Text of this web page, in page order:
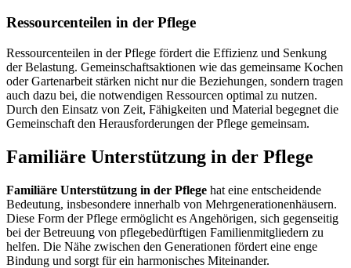
Ressourcenteilen in der Pflege
Ressourcenteilen in der Pflege fördert die Effizienz und Senkung
der Belastung. Gemeinschaftsaktionen wie das gemeinsame Kochen
oder Gartenarbeit stärken nicht nur die Beziehungen, sondern tragen
auch dazu bei, die notwendigen Ressourcen optimal zu nutzen.
Durch den Einsatz von Zeit, Fähigkeiten und Material begegnet die
Gemeinschaft den Herausforderungen der Pflege gemeinsam.
Familiäre Unterstützung in der Pflege
Familiäre Unterstützung in der Pflege hat eine entscheidende
Bedeutung, insbesondere innerhalb von Mehrgenerationenhäusern.
Diese Form der Pflege ermöglicht es Angehörigen, sich gegenseitig
bei der Betreuung von pflegebedürftigen Familienmitgliedern zu
helfen. Die Nähe zwischen den Generationen fördert eine enge
Bindung und sorgt für ein harmonisches Miteinander.